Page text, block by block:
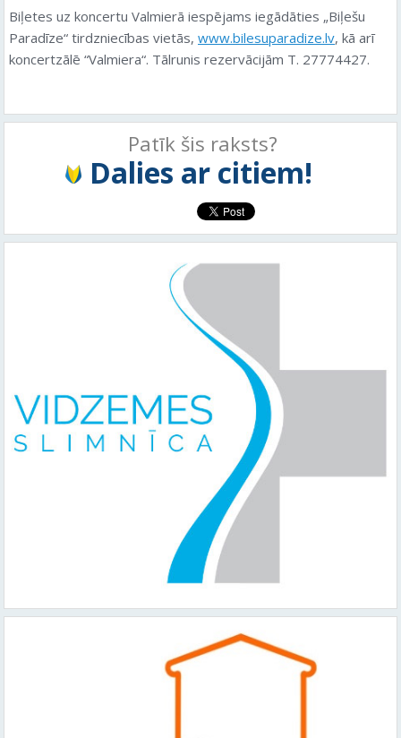
Biļetes uz koncertu Valmierā iespējams iegādāties „Biļešu
Paradīze“ tirdzniecības vietās, www.bilesuparadize.lv, kā arī
koncertzālē “Valmiera“. Tālrunis rezervācijām T. 27774427.
Patīk šis raksts?
Dalies ar citiem!